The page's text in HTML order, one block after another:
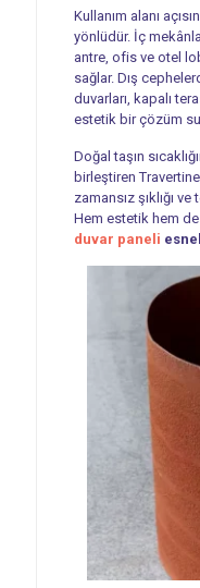
Kullanım alanı
yönlüdür. İç
antre, ofis ve otel
sağlar. Dış
duvarları, kapalı
estetik bir çözüm
Doğal taşın
birleştiren
zamansız şıklığı ve
Hem estetik hem
duvar paneli